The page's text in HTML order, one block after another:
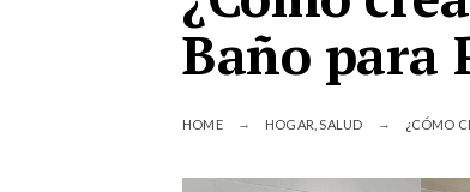
Baño para
HOME HOGAR ,SALUD ¿CÓMO